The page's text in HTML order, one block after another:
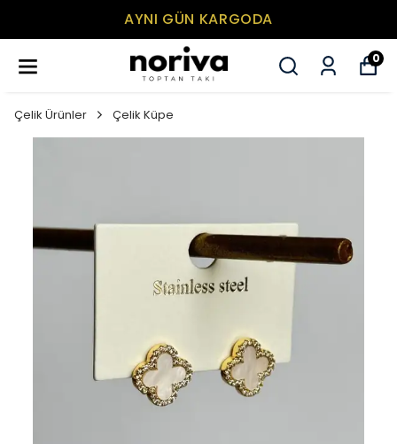
AYNI GÜN KARGODA
0
Çelik Ürünler Çelik Küpe